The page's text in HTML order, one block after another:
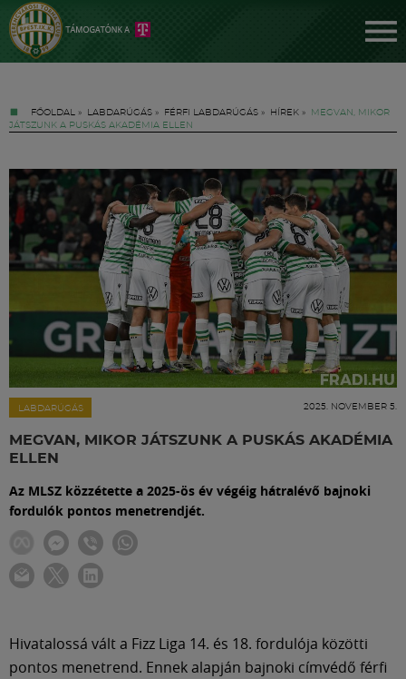
FŐOLDAL » LABDARÚGÁS » FÉRFI LABDARÚGÁS » HÍREK »
MEGVAN, MIKOR
JÁTSZUNK A PUSKÁS AKADÉMIA ELLEN
LABDARÚGÁS 2025. NOVEMBER 5.
MEGVAN, MIKOR JÁTSZUNK A PUSKÁS AKADÉMIA
ELLEN
Az MLSZ közzétette a 2025-ös év végéig hátralévő bajnoki
fordulók pontos menetrendjét.
Hivatalossá vált a Fizz Liga 14. és 18. fordulója közötti
pontos menetrend. Ennek alapján bajnoki címvédő férfi
Jegyek
FM YouTube +
Hírek
Labdarúgás
Meccscenter
Klub
Szolgáltatások